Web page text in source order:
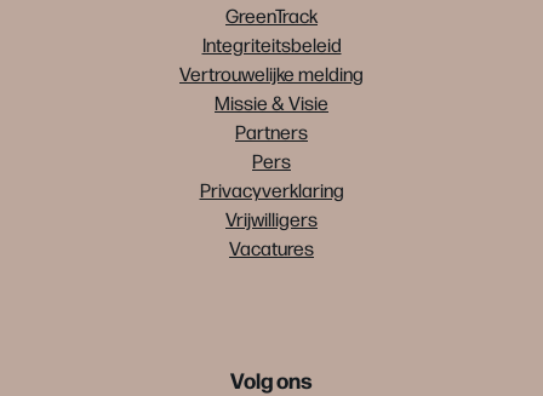
GreenTrack
Integriteitsbeleid
Vertrouwelijke melding
Missie & Visie
Partners
Pers
Privacyverklaring
Vrijwilligers
Vacatures
Volg ons